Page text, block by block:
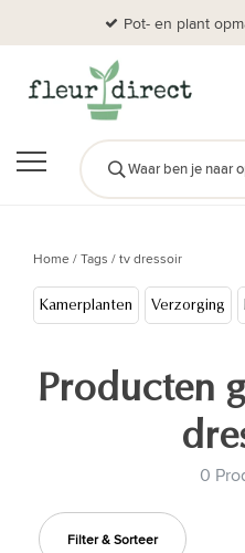
Pot- en plant
Home/Tags /tv dressoir
Kamerplanten Verzorging
Producten
0
Filter & Sorteer